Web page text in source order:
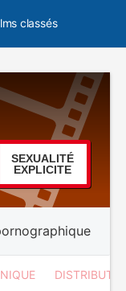
classés
SEXUALITÉ
EXPLICITE